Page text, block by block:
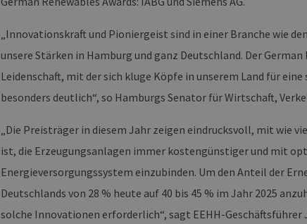
„Innovationskraft und Pioniergeist sind in einer Branche wie
unsere Stärken in Hamburg und ganz Deutschland. Der
Leidenschaft, mit der sich kluge Köpfe in unserem Land für
besonders deutlich“, so Hamburgs Senator für Wirtschaft,
„Die Preisträger in diesem Jahr zeigen eindrucksvoll, mit wie
ist, die Erzeugungsanlagen immer kostengünstiger und mit
Energieversorgungssystem einzubinden. Um den Anteil der
Deutschlands von 28 % heute auf 40 bis 45 % im Jahr 2025
solche Innovationen erforderlich“, sagt EEHH-Geschäftsführer